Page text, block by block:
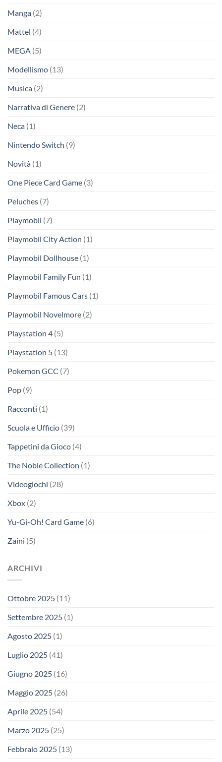
Manga (2)
Mattel (4)
MEGA (5)
Modellismo (13)
Musica (2)
Narrativa di Genere (2)
Neca (1)
Nintendo Switch (9)
Novità (1)
One Piece Card Game (3)
Peluches (7)
Playmobil (7)
Playmobil City Action (1)
Playmobil Dollhouse (1)
Playmobil Family Fun (1)
Playmobil Famous Cars (1)
Playmobil Novelmore (2)
Playstation 4 (5)
Playstation 5 (13)
Pokemon GCC (7)
Pop (9)
Racconti (1)
Scuola e Ufficio (39)
Tappetini da Gioco (4)
The Noble Collection (1)
Videogiochi (28)
Xbox (2)
Yu-Gi-Oh! Card Game (6)
Zaini (5)
ARCHIVI
Ottobre 2025 (11)
Settembre 2025 (1)
Agosto 2025 (1)
Luglio 2025 (41)
Giugno 2025 (16)
Maggio 2025 (26)
Aprile 2025 (54)
Marzo 2025 (25)
Febbraio 2025 (13)